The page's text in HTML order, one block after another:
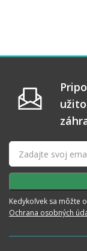
Kedykoľvek sa môžte
Ochrana osobných